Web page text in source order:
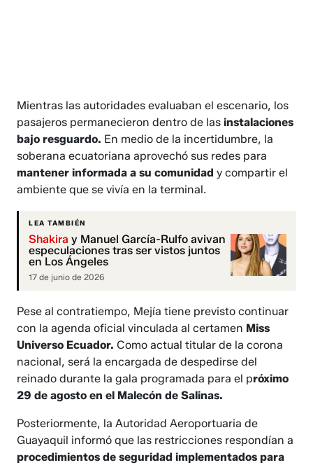
Mientras las autoridades evaluaban el escenario, los
pasajeros permanecieron dentro de lasinstalaciones
bajo resguardo. En medio de la incertidumbre, la
soberana ecuatoriana aprovechó sus redes para
mantener informada a su comunidad y compartir el
ambiente que se vivía en la terminal.
LEA TAMBIÉN
Shakira y Manuel García-Rulfo avivan
especulaciones tras ser vistos juntos
en Los Ángeles
17 de junio de 2026
Pese al contratiempo, Mejía tiene previsto continuar
con la agenda oficial vinculada al certamen Miss
Universo Ecuador.Como actual titular de la corona
nacional, será la encargada de despedirse del
reinado durante la gala programada para el próximo
29 de agosto en el Malecón de Salinas.
Posteriormente, la Autoridad Aeroportuaria de
Guayaquil informó que las restricciones respondían a
procedimientos de seguridad implementados para